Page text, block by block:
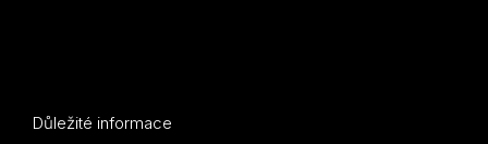
Důležité informace